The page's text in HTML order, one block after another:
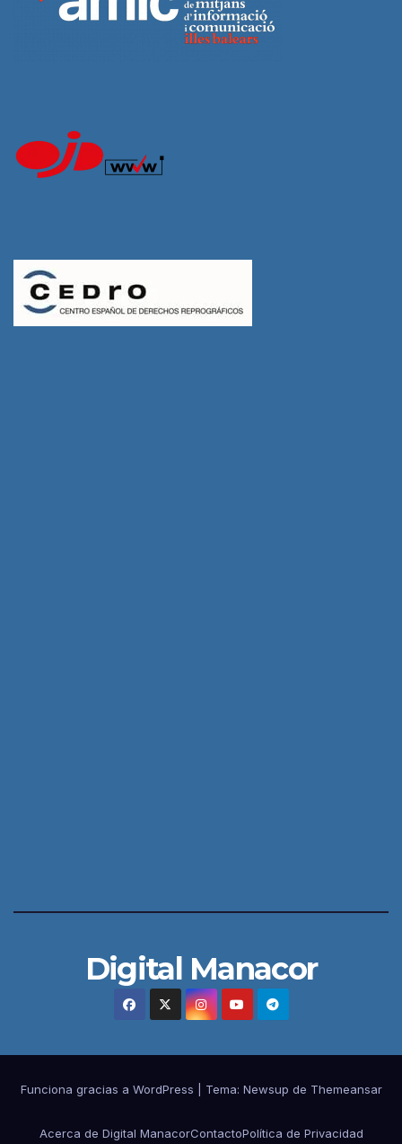
Digital Manacor
Funciona gracias a WordPress Tema: Newsup de Themeansar
Acerca de Digital ManacorContactoPolítica de Privacidad